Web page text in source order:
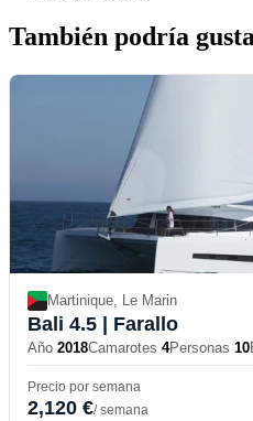
También podría
Martinique, Le Marin
Bali 4.5 | Farallo
Año 2018Camarotes 4Personas 10
Precio por semana
2,120 €/ semana